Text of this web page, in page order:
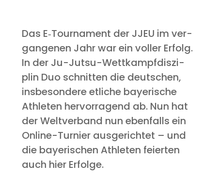
Das E‑Tournament der JJEU im ver­
gan­ge­nen Jahr war ein vol­ler Erfolg.
In der Ju-Jutsu-Wett­kampf­dis­zi­
plin Duo schnit­ten die deut­schen,
ins­be­son­de­re etli­che baye­ri­sche
Ath­le­ten her­vor­ra­gend ab. Nun hat
der Welt­ver­band nun eben­falls ein
Online-Tur­nier aus­ge­rich­tet – und
die baye­ri­schen Ath­le­ten fei­er­ten
auch hier Erfolge.